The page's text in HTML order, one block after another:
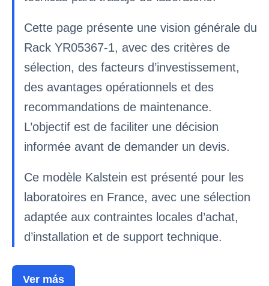
Cette page présente une vision générale du
Rack YR05367-1, avec des critères de
sélection, des facteurs d’investissement,
des avantages opérationnels et des
recommandations de maintenance.
L’objectif est de faciliter une décision
informée avant de demander un devis.
Ce modèle Kalstein est présenté pour les
laboratoires en France, avec une sélection
adaptée aux contraintes locales d’achat,
d’installation et de support technique.
Ver más